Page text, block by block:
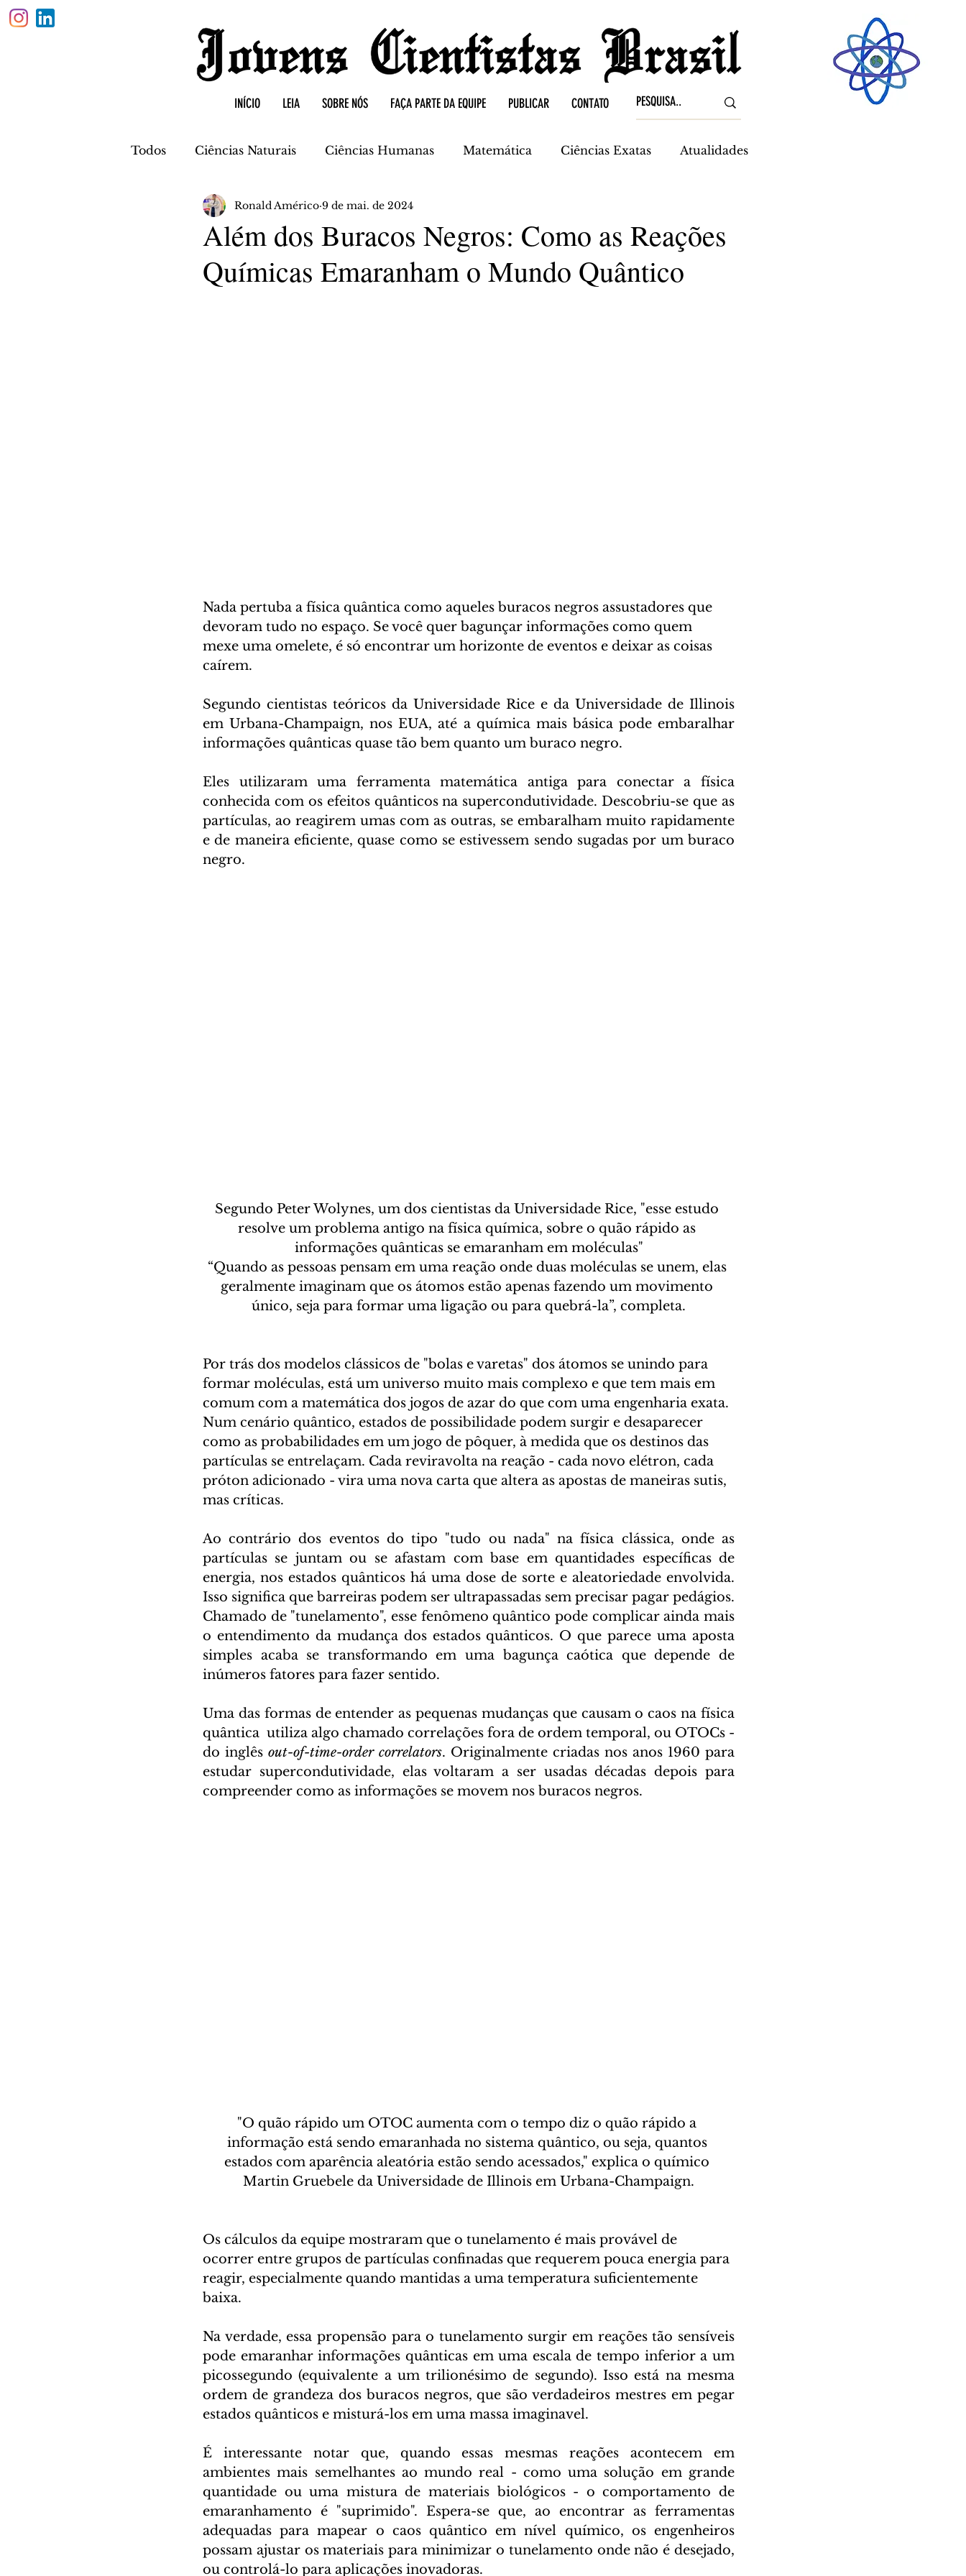
INÍCIO LEIA SOBRE NÓS FAÇA PARTE DA EQUIPE PUBLICAR CONTATO
Todos Ciências Naturais Ciências Humanas Matemática Ciências Exatas Atualidades
Biologia Química Ciências da Terra
Além dos Buracos Negros: Como as Reações
Químicas Emaranham o Mundo Quântico
Ronald Américo 9 de mai. de 2024
Nada pertuba a física quântica como aqueles buracos negros assustadores que
devoram tudo no espaço. Se você quer bagunçar informações como quem
mexe uma omelete, é só encontrar um horizonte de eventos e deixar as coisas
caírem.
Segundo cientistas teóricos da Universidade Rice e da Universidade de Illinois
em Urbana-Champaign, nos EUA, até a química mais básica pode embaralhar
informações quânticas quase tão bem quanto um buraco negro.
Eles utilizaram uma ferramenta matemática antiga para conectar a física
conhecida com os efeitos quânticos na supercondutividade. Descobriu-se que as
partículas, ao reagirem umas com as outras, se embaralham muito rapidamente
e de maneira eficiente, quase como se estivessem sendo sugadas por um buraco
negro.
Segundo Peter Wolynes, um dos cientistas da Universidade Rice, "esse estudo
resolve um problema antigo na física química, sobre o quão rápido as
informações quânticas se emaranham em moléculas"
“Quando as pessoas pensam em uma reação onde duas moléculas se unem, elas
geralmente imaginam que os átomos estão apenas fazendo um movimento
único, seja para formar uma ligação ou para quebrá-la”, completa.
Por trás dos modelos clássicos de "bolas e varetas" dos átomos se unindo para
formar moléculas, está um universo muito mais complexo e que tem mais em
comum com a matemática dos jogos de azar do que com uma engenharia exata.
Num cenário quântico, estados de possibilidade podem surgir e desaparecer
como as probabilidades em um jogo de pôquer, à medida que os destinos das
partículas se entrelaçam. Cada reviravolta na reação - cada novo elétron, cada
próton adicionado - vira uma nova carta que altera as apostas de maneiras sutis,
mas críticas.
Ao contrário dos eventos do tipo "tudo ou nada" na física clássica, onde as
partículas se juntam ou se afastam com base em quantidades específicas de
energia, nos estados quânticos há uma dose de sorte e aleatoriedade envolvida.
Isso significa que barreiras podem ser ultrapassadas sem precisar pagar pedágios.
Chamado de "tunelamento", esse fenômeno quântico pode complicar ainda mais
o entendimento da mudança dos estados quânticos. O que parece uma aposta
simples acaba se transformando em uma bagunça caótica que depende de
inúmeros fatores para fazer sentido.
Uma das formas de entender as pequenas mudanças que causam o caos na física
quântica  utiliza algo chamado correlações fora de ordem temporal, ou OTOCs -
do inglês out-of-time-order correlators. Originalmente criadas nos anos 1960 para
estudar supercondutividade, elas voltaram a ser usadas décadas depois para
compreender como as informações se movem nos buracos negros.
"O quão rápido um OTOC aumenta com o tempo diz o quão rápido a
informação está sendo emaranhada no sistema quântico, ou seja, quantos
estados com aparência aleatória estão sendo acessados," explica o químico
Martin Gruebele da Universidade de Illinois em Urbana-Champaign.
Os cálculos da equipe mostraram que o tunelamento é mais provável de
ocorrer entre grupos de partículas confinadas que requerem pouca energia para
reagir, especialmente quando mantidas a uma temperatura suficientemente
baixa.
Na verdade, essa propensão para o tunelamento surgir em reações tão sensíveis
pode emaranhar informações quânticas em uma escala de tempo inferior a um
picossegundo (equivalente a um trilionésimo de segundo). Isso está na mesma
ordem de grandeza dos buracos negros, que são verdadeiros mestres em pegar
estados quânticos e misturá-los em uma massa imaginavel.
É interessante notar que, quando essas mesmas reações acontecem em
ambientes mais semelhantes ao mundo real - como uma solução em grande
quantidade ou uma mistura de materiais biológicos - o comportamento de
emaranhamento é "suprimido". Espera-se que, ao encontrar as ferramentas
adequadas para mapear o caos quântico em nível químico, os engenheiros
possam ajustar os materiais para minimizar o tunelamento onde não é desejado,
ou controlá-lo para aplicações inovadoras.